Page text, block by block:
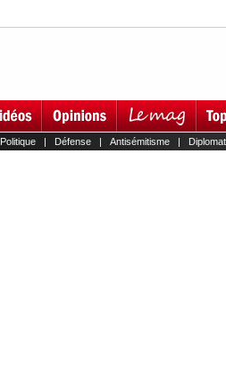
Politique| Défense| Antisémitisme|